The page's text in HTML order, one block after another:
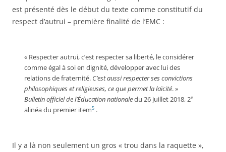
est présenté dès le début du texte comme constitutif du
respect d’autrui – première finalité de l’EMC :
« Respecter autrui, c’est respecter sa liberté, le considérer
comme égal à soi en dignité, développer avec lui des
relations de fraternité. C’est aussi respecter ses convictions
philosophiques et religieuses, ce que permet la laïcité. »
Bulletin officiel de l’Éducation nationaledu 26 juillet 2018, 2e
alinéa du premier item5 .
Il y a là non seulement un gros « trou dans la raquette »,